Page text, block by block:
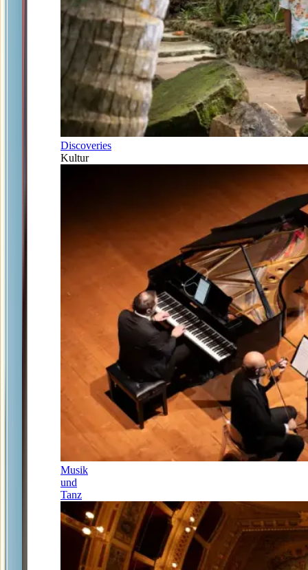
Discoveries
Kultur
Musik
und
Tanz